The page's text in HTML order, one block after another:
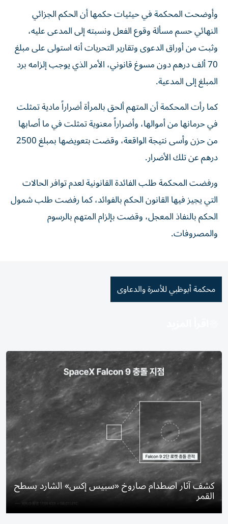
وأوضحت المحكمة في حيثيات حكمها أن الحكم الجزائي
النهائي حسم مسألة وقوع الفعل ونسبته إلى المدعى عليه،
وثبت من أوراق الدعوى وتقارير التحريات أنه استولى على مبلغ
70 ألف درهم دون مسوغ قانوني، الأمر الذي يوجب إلزامه برد
المبلغ إلى المدعية.
كما رأت المحكمة أن المتهم ألحق بالمرأة أضراراً مادية تمثلت
في حرمانها من أموالها، وأضراراً معنوية تمثلت في ما أصابها
من حزن وأسى نتيجة الواقعة، وقضت بتعويضها بمبلغ 2500
درهم عن تلك الأضرار.
ورفضت المحكمة طلب الفائدة القانونية لعدم توافر الحالات
التي يجيز فيها القانون الحكم بالفوائد، كما رفضت طلب شمول
الحكم بالنفاذ المعجل، وقضت بإلزام المتهم بالرسوم
والمصروفات.
محكمة أبوظبي للأسرة والدعاوى
كشف آثار اصطدام صاروخ «سبيس إكس» الشارد بسطح
القمر